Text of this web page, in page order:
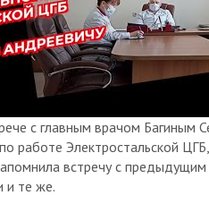
с главным врачом Багиным
работе Электростальской
встречу с
и те же.